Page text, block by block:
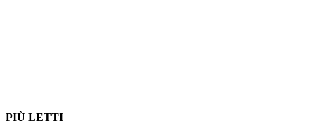
PIÙ LETTI